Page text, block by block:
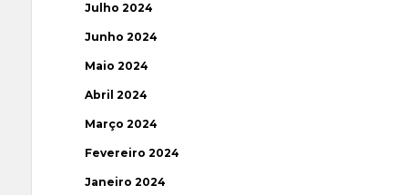
Julho 2024
Junho 2024
Maio 2024
Abril 2024
Março 2024
Fevereiro 2024
Janeiro 2024